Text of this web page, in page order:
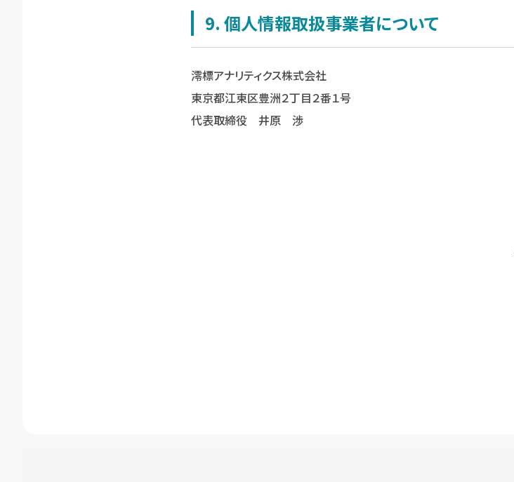
9. 個人情報取扱事業者について
澪標アナリティクス株式会社
東京都江東区豊洲２丁目２番１号
代表取締役 井原 渉